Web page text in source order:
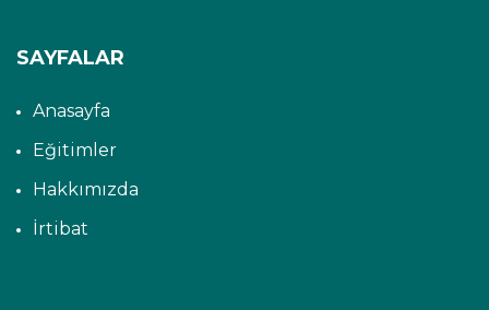
SAYFALAR
Anasayfa
Eğitimler
Hakkımızda
İrtibat